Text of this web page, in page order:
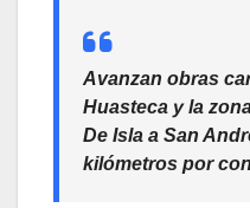
Avanzan obras
Huasteca y la
De Isla a San
kilómetros por